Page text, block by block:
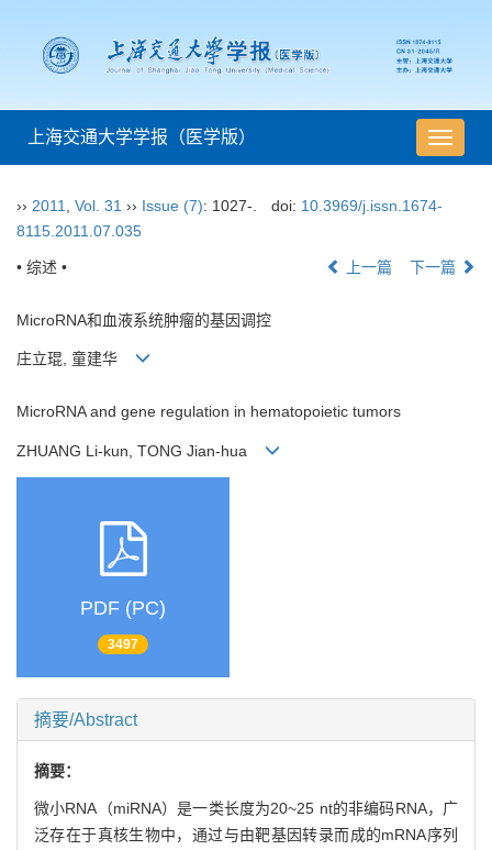
导
航
上海交通大学学报（医学版）
›› 2011 Vol. 31 ›› Issue (7): 1027-. doi: 10.3969/j.issn.1674-
8115.2011.07.035
• 综述 • 上一篇 下一篇
MicroRNA和血液系统肿瘤的基因调控
庄立琨, 童建华
MicroRNA and gene regulation in hematopoietic tumors
ZHUANG Li-kun, TONG Jian-hua
PDF (PC)
3497
摘要/Abstract
摘要：
微小RNA（miRNA）是一类长度为20~25 nt的非编码RNA，广
泛存在于真核生物中，通过与由靶基因转录而成的mRNA序列